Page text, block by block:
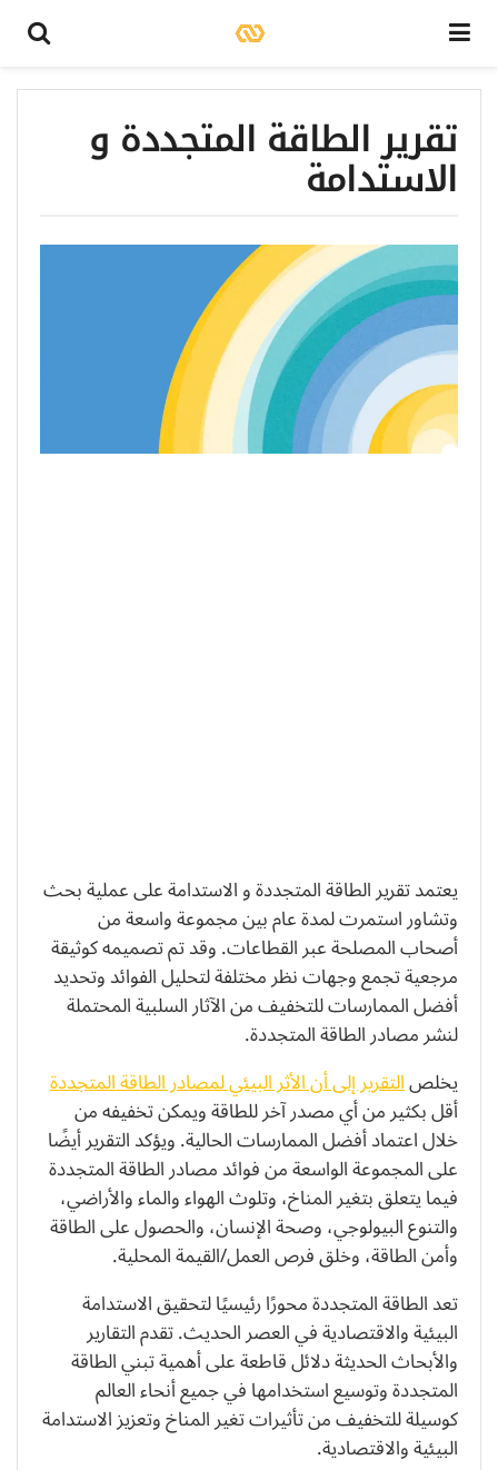
تقرير الطاقة المتجددة و
الاستدامة
يعتمد تقرير الطاقة المتجددة و الاستدامة على عملية بحث
وتشاور استمرت لمدة عام بين مجموعة واسعة من
أصحاب المصلحة عبر القطاعات. وقد تم تصميمه كوثيقة
مرجعية تجمع وجهات نظر مختلفة لتحليل الفوائد وتحديد
أفضل الممارسات للتخفيف من الآثار السلبية المحتملة
لنشر مصادر الطاقة المتجددة.
يخلصالتقرير إلى أن الأثر البيئي لمصادر الطاقة المتجددة
أقل بكثير من أي مصدر آخر للطاقة ويمكن تخفيفه من
خلال اعتماد أفضل الممارسات الحالية. ويؤكد التقرير أيضًا
على المجموعة الواسعة من فوائد مصادر الطاقة المتجددة
فيما يتعلق بتغير المناخ، وتلوث الهواء والماء والأراضي،
والتنوع البيولوجي، وصحة الإنسان، والحصول على الطاقة
وأمن الطاقة، وخلق فرص العمل/القيمة المحلية.
تعد الطاقة المتجددة محورًا رئيسيًا لتحقيق الاستدامة
البيئية والاقتصادية في العصر الحديث. تقدم التقارير
والأبحاث الحديثة دلائل قاطعة على أهمية تبني الطاقة
المتجددة وتوسيع استخدامها في جميع أنحاء العالم
كوسيلة للتخفيف من تأثيرات تغير المناخ وتعزيز الاستدامة
البيئية والاقتصادية.